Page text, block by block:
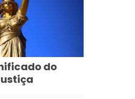
do